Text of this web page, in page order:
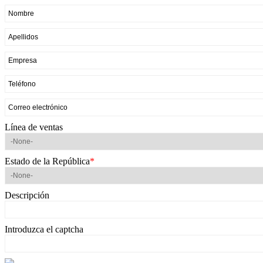
Línea de ventas
Estado de la República*
Descripción
Introduzca el captcha